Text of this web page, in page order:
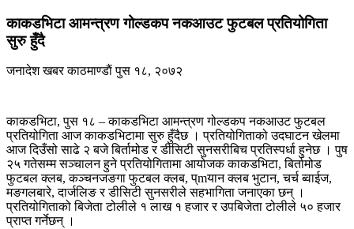
काकडभिटा आमन्त्रण गोल्डकप नकआउट फुटबल प्रतियोगिता
सुरु हुँदै
जनादेश खबरकाठमाण्डाैंपुस १८, २०७२
काकडभिटा, पुस १८ – काकडभिटा आमन्त्रण गोल्डकप नकआउट फुटबल
प्रतियोगिता आज काकडभिटामा सुरु हुँदैछ । प्रतियोगिताको उदघाटन खेलमा
आज दिउँसो साढे २ बजे बिर्तामोड र डीसिटी सुनसरीबिच प्रतिस्पर्धा हुनेछ । पुष
२५ गतेसम्म सञ्चालन हुने प्रतियोगितामा आयोजक काकडभिटा, बिर्तामोड
फुटबल क्लब, कञ्चनजङगा फुटबल क्लब, प्mयान क्लब भुटान, चर्च ब्वाईज,
मङगलबारे, दार्जलिङ र डीसिटी सुनसरीले सहभागिता जनाएका छन् ।
प्रतियोगिताको बिजेता टोलीले १ लाख १ हजार र उपबिजेता टोलीले ५० हजार
प्राप्त गर्नेछन् ।